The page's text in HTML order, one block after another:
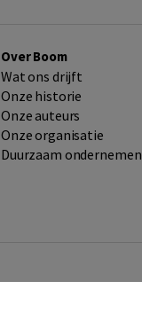
Over Boom
Wat ons drijft
Onze historie
Onze auteurs
Onze organisatie
Duurzaam ondernemen